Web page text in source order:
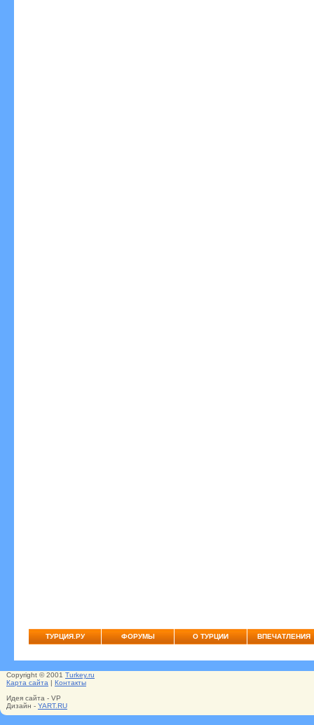
ТУРЦИЯ.РУ ФОРУМЫ О ТУРЦИИ ВПЕЧАТЛЕНИЯ
Copyright © 2001 Turkey.ru
Карта сайта | Контакты
Идея сайта - VP
Дизайн - YART.RU